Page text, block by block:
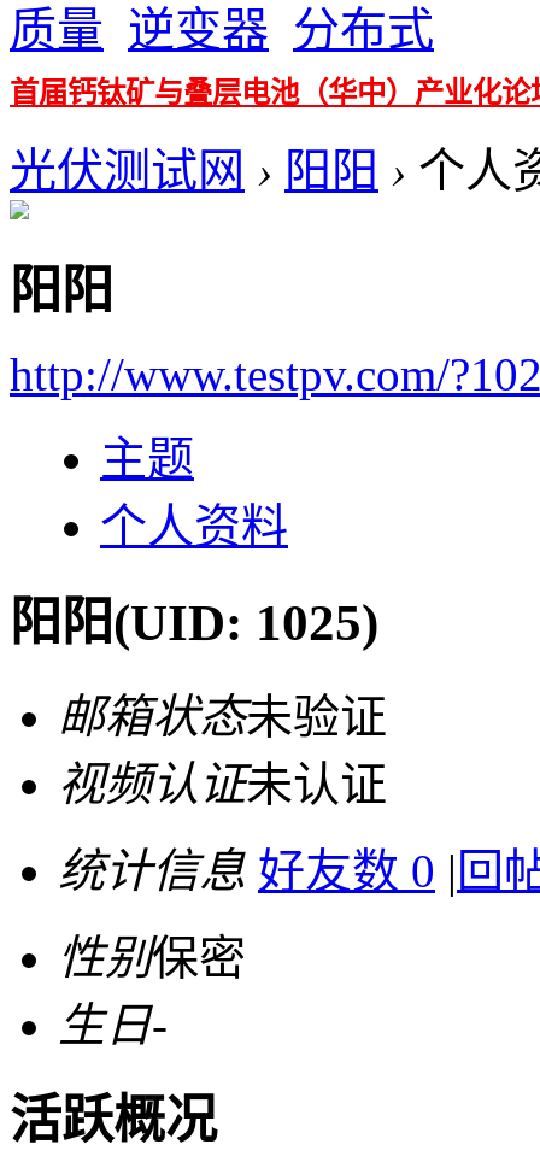
质量 逆变器 分布式
首届钙钛矿与叠层电池（华中）产业化论
光伏测试网 › 阳阳 › 个人
阳阳
http://www.testpv.com/
主题
个人资料
阳阳(UID: 1025)
邮箱状态未验证
视频认证未认证
统计信息 好友数 0 | 回
性别保密
生日-
活跃概况